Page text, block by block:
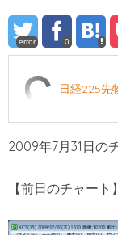
error 0
日経225先
2009年7月31日の
【前日のチャート】